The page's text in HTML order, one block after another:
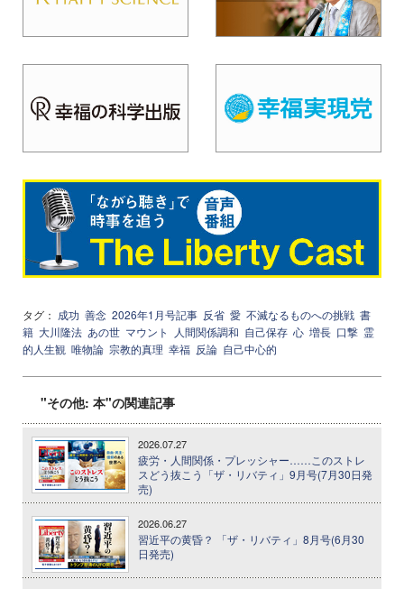
タグ： 成功 善念 2026年1月号記事 反省 愛 不滅なるものへの挑戦 書
籍 大川隆法 あの世 マウント 人間関係調和 自己保存 心 増長 口撃 霊
的人生観 唯物論 宗教的真理 幸福 反論 自己中心的
"その他: 本"の関連記事
2026.07.27
疲労・人間関係・プレッシャー……このストレ
スどう抜こう「ザ・リバティ」9月号(7月30日発
売)
2026.06.27
習近平の黄昏？ 「ザ・リバティ」8月号(6月30
日発売)